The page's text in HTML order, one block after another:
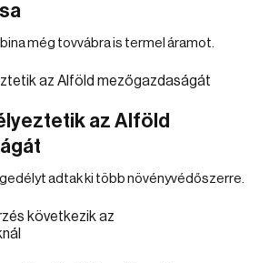
még tovvábra is termel áramot.
az Alföld
adtak ki több növényvédőszerre.